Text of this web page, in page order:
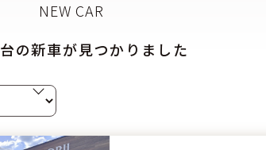
台の新車が見つかりました